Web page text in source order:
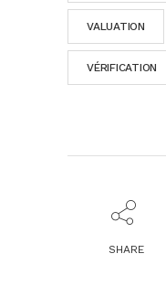
VALUATION
VÉRIFICATION
SHARE